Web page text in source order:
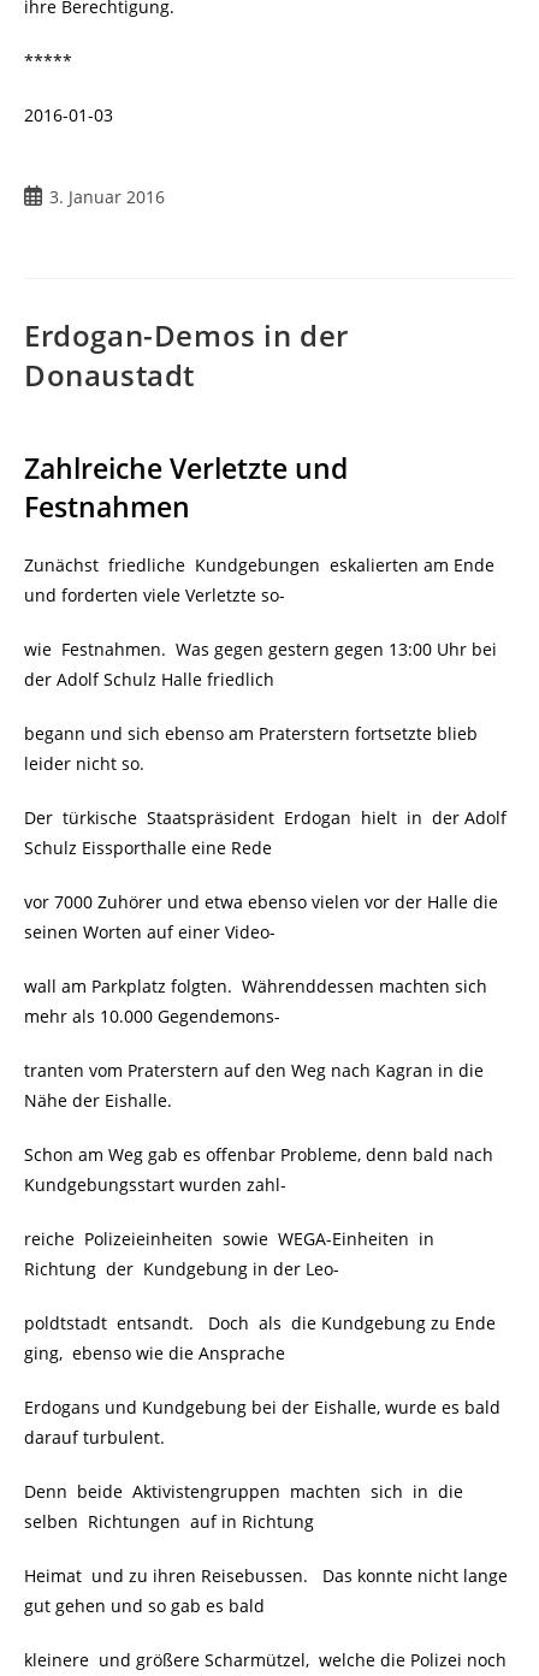
ihre Berechtigung.
*****
2016-01-03
3. Januar 2016
Erdogan-Demos in der
Donaustadt
Zahlreiche Verletzte und
Festnahmen
Zunächst friedliche Kundgebungen eskalierten am Ende
und forderten viele Verletzte so-
wie Festnahmen. Was gegen gestern gegen 13:00 Uhr bei
der Adolf Schulz Halle friedlich
begann und sich ebenso am Praterstern fortsetzte blieb
leider nicht so.
Der türkische Staatspräsident Erdogan hielt in der Adolf
Schulz Eissporthalle eine Rede
vor 7000 Zuhörer und etwa ebenso vielen vor der Halle die
seinen Worten auf einer Video-
wall am Parkplatz folgten. Währenddessen machten sich
mehr als 10.000 Gegendemons-
tranten vom Praterstern auf den Weg nach Kagran in die
Nähe der Eishalle.
Schon am Weg gab es offenbar Probleme, denn bald nach
Kundgebungsstart wurden zahl-
reiche Polizeieinheiten sowie WEGA-Einheiten in
Richtung der Kundgebung in der Leo-
poldtstadt entsandt. Doch als die Kundgebung zu Ende
ging, ebenso wie die Ansprache
Erdogans und Kundgebung bei der Eishalle, wurde es bald
darauf turbulent.
Denn beide Aktivistengruppen machten sich in die
selben Richtungen auf in Richtung
Heimat und zu ihren Reisebussen. Das konnte nicht lange
gut gehen und so gab es bald
kleinere und größere Scharmützel, welche die Polizei noch